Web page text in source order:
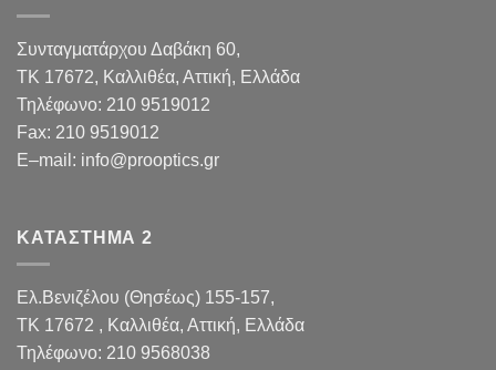
Συνταγματάρχου Δαβάκη 60,
TK 17672, Καλλιθέα, Αττική, Ελλάδα
Τηλέφωνο: 210 9519012
Fax: 210 9519012
E–mail : info@prooptics.gr
ΚΑΤΑΣΤΗΜΑ 2
Ελ.Βενιζέλου (Θησέως) 155-157,
TK 17672 , Καλλιθέα, Αττική, Ελλάδα
Τηλέφωνο: 210 9568038